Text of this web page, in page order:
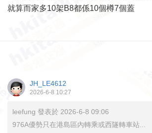
就算而家多10架B8都係10個樽7個蓋
JH_LE4612
2026-6-8 10:27
leefung 發表於 2026-6-8 09:06
976A優勢只在港島區內轉乘或西隧轉車站...